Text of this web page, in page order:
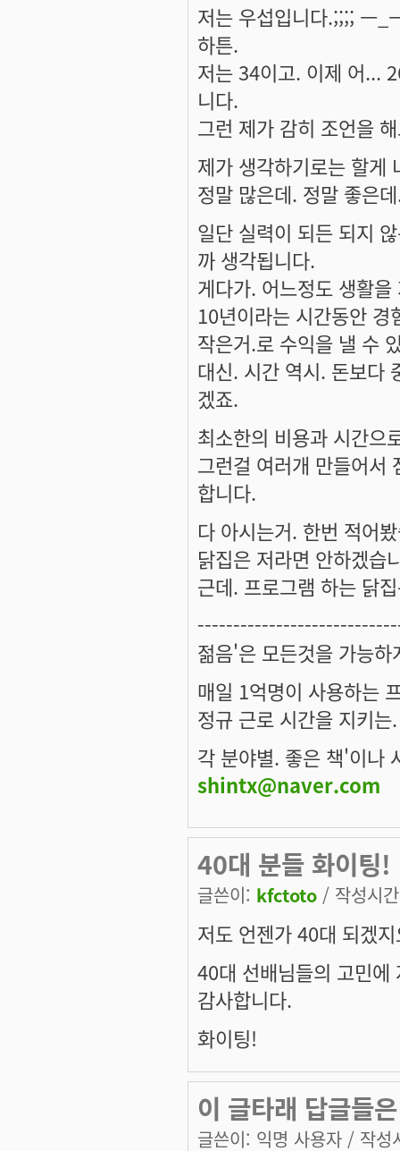
저는 우섭입니다.;;;; ㅡ_
하튼.
저는 34이고. 이제 어...
니다.
그런 제가 감히 조언을
제가 생각하기로는 할게
정말 많은데. 정말 좋은
일단 실력이 되든 되지
까 생각됩니다.
게다가. 어느정도 생활
10년이라는 시간동안
작은거.로 수익을 낼 수
대신. 시간 역시. 돈보다
겠죠.
최소한의 비용과 시간으
그런걸 여러개 만들어서
합니다.
다 아시는거. 한번 적어
닭집은 저라면 안하겠습
근데. 프로그램 하는 닭
젊음'은 모든것을 가능하
매일 1억명이 사용하는
정규 근로 시간을 지키
각 분야별. 좋은 책'이나
shintx@naver.com
40대 분들 화이팅!
글쓴이: kfctoto / 작성시
저도 언젠가 40대 되겠
40대 선배님들의 고민에
감사합니다.
화이팅!
이 글타래 답글들
글쓴이: 익명 사용자 / 작성